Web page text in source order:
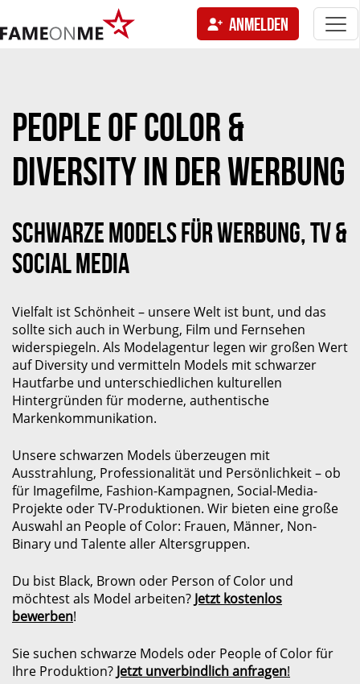
ANMELDEN
PEOPLE OF COLOR &
DIVERSITY IN DER WERBUNG
SCHWARZE MODELS FÜR WERBUNG, TV &
SOCIAL MEDIA
Vielfalt ist Schönheit – unsere Welt ist bunt, und das
sollte sich auch in Werbung, Film und Fernsehen
widerspiegeln. Als Modelagentur legen wir großen Wert
auf Diversity und vermitteln Models mit schwarzer
Hautfarbe und unterschiedlichen kulturellen
Hintergründen für moderne, authentische
Markenkommunikation.
Unsere schwarzen Models überzeugen mit
Ausstrahlung, Professionalität und Persönlichkeit – ob
für Imagefilme, Fashion-Kampagnen, Social-Media-
Projekte oder TV-Produktionen. Wir bieten eine große
Auswahl an People of Color: Frauen, Männer, Non-
Binary und Talente aller Altersgruppen.
Du bist Black, Brown oder Person of Color und
möchtest als Model arbeiten? Jetzt kostenlos
bewerben!
Sie suchen schwarze Models oder People of Color für
Ihre Produktion? Jetzt unverbindlich anfragen!